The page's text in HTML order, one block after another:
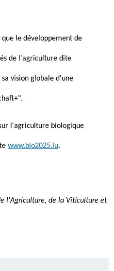
que le développement de
de l'agriculture dite
vision globale d'une
l'agriculture biologique
www.bio2025.lu.
l'Agriculture, de la Viticulture et